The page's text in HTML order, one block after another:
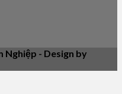
Nghiệp - Design by